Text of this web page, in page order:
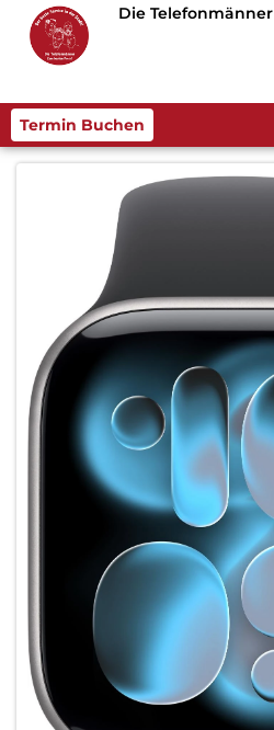
Die Telefonmänner
Termin Buchen